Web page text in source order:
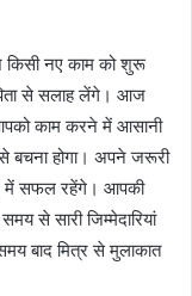
नए काम को शुरू
से सलाह लेंगे। आज
आपको काम करने में आसानी
बचना होगा। अपने जरूरी
में सफल रहेंगे। आपकी
से सारी जिम्मेदारियां
बाद मित्र से मुलाकात